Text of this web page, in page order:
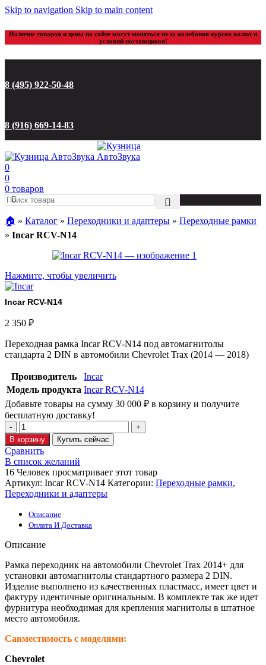
Skip to navigation Skip to main content
Наличие товаров и цены на сайте могут меняться из-за колебания курсов валют и
условий поставщиков!
8 (495) 922-50-48
8 (916) 669-14-83
0
0
0 товаров
🏠︎ » Каталог » Переходники и адаптеры » Переходные рамки
» Incar RCV-N14
Нажмите, чтобы увеличить
Incar RCV-N14
2 350 ₽
Переходная рамка Incar RCV-N14 под автомагнитолы
стандарта 2 DIN в автомобили Chevrolet Trax (2014 — 2018)
Производитель
Incar
Модель продукта Incar RCV-N14
Добавьте товары на сумму 30 000 ₽ в корзину и получите
бесплатную доставку!
В корзину Купить сейчас
Сравнить
В список желаний
16 Человек просматривает этот товар
Артикул: Incar RCV-N14 Категории: Переходные рамки,
Переходники и адаптеры
Описание
Оплата И Доставка
Описание
Рамка переходник на автомобили Chevrolet Trax 2014+ для
установки автомагнитолы стандартного размера 2 DIN.
Изделие выполнено из качественных пластмасс, имеет цвет и
фактуру идентичные оригинальным. В комплекте так же идет
фурнитура необходимая для крепления магнитолы в штатное
место автомобиля.
Савместимость с моделями:
Chevrolet